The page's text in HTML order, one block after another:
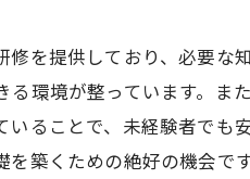
を提供しており、必要な
環境が整っています。ま
ることで、未経験者でも
築くための絶好の機会です